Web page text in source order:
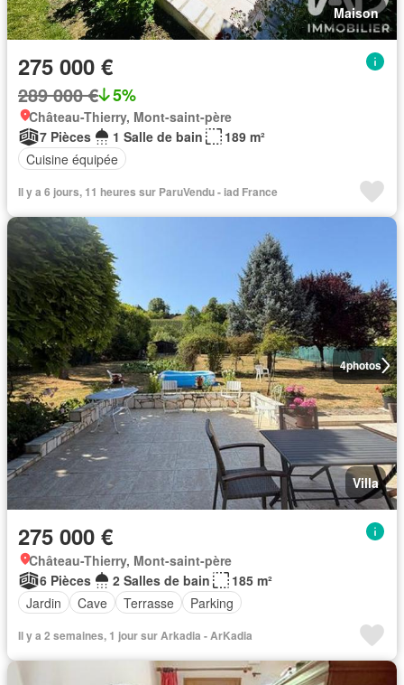
Maison
275 000 €
289 000 € 5%
Château-Thierry, Mont-saint-père
7 Pièces
1 Salle de bain
189 m²
Cuisine équipée
Il y a 6 jours, 11 heures sur ParuVendu - iad France
4photos
Villa
275 000 €
Château-Thierry, Mont-saint-père
6 Pièces
2 Salles de bain
185 m²
Jardin
Cave Terrasse Parking
Il y a 2 semaines, 1 jour sur Arkadia - ArKadia